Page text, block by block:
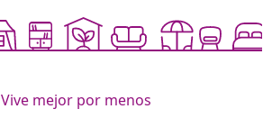
Vive mejor por menos